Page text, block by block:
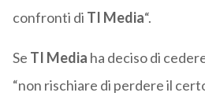
confronti di TI Media“.
Se TI Media ha deciso di
“non rischiare di perdere il